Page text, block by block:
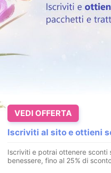
Iscriviti al sito e ottieni
Iscriviti e potrai ottenere
benessere, fino al 25% di
VEDI OFFERTA